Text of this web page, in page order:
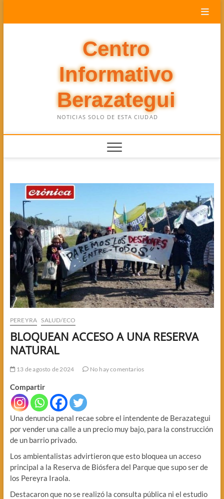
Centro
Informativo
Berazategui
NOTICIAS SOLO DE ESTA CIUDAD
PEREYRA SALUD/ECO
BLOQUEAN ACCESO A UNA RESERVA
NATURAL
13 de agosto de 2024 No hay comentarios
Compartir
Una denuncia penal recae sobre el intendente de Berazategui
por vender una calle a un precio muy bajo, para la construcción
de un barrio privado.
Los ambientalistas advirtieron que esto bloquea un acceso
principal a la Reserva de Biósfera del Parque que supo ser de
los Pereyra Iraola.
Destacaron que no se realizó la consulta pública ni el estudio